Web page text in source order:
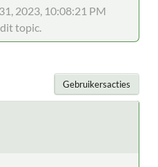
2023, 10:08:21 PM
topic.
Gebruikersacties